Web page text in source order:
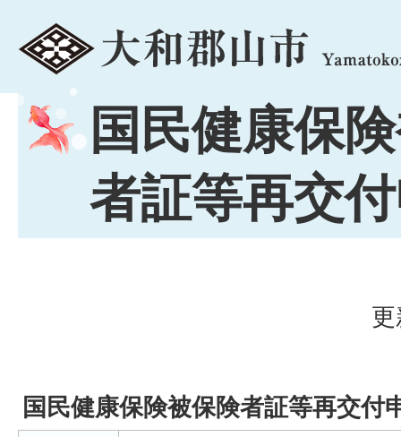
menu
国民健康保
者証等再交
国民健康保険被保険者証等再交付